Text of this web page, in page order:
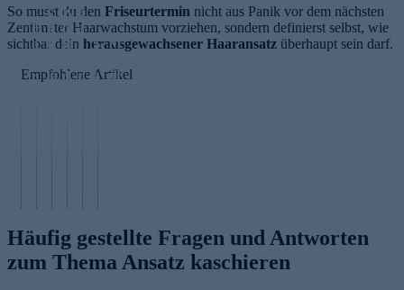
So musst du den Friseurtermin nicht aus Panik vor dem nächsten
Zentimeter Haarwachstum vorziehen, sondern definierst selbst, wie
sichtbar dein herausgewachsener Haaransatz überhaupt sein darf.
Empfohlene Artikel
H
a
r
c
h
ti
la
K
ol
lo
d
a
a
r
n
S
a
M
ni
Häufig gestellte Fragen und Antworten
zum Thema Ansatz kaschieren